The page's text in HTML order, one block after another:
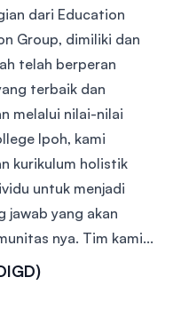
dari Education
Group, dimiliki dan
telah berperan
terbaik dan
melalui nilai-nilai
Ipoh, kami
kurikulum holistik
untuk menjadi
jawab yang akan
nya. Tim kami...